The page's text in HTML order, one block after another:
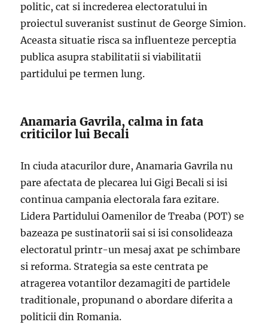
politic, cat si increderea electoratului in
proiectul suveranist sustinut de George Simion.
Aceasta situatie risca sa influenteze perceptia
publica asupra stabilitatii si viabilitatii
partidului pe termen lung.
Anamaria Gavrila, calma in fata
criticilor lui Becali
In ciuda atacurilor dure, Anamaria Gavrila nu
pare afectata de plecarea lui Gigi Becali si isi
continua campania electorala fara ezitare.
Lidera Partidului Oamenilor de Treaba (POT) se
bazeaza pe sustinatorii sai si isi consolideaza
electoratul printr-un mesaj axat pe schimbare
si reforma. Strategia sa este centrata pe
atragerea votantilor dezamagiti de partidele
traditionale, propunand o abordare diferita a
politicii din Romania.